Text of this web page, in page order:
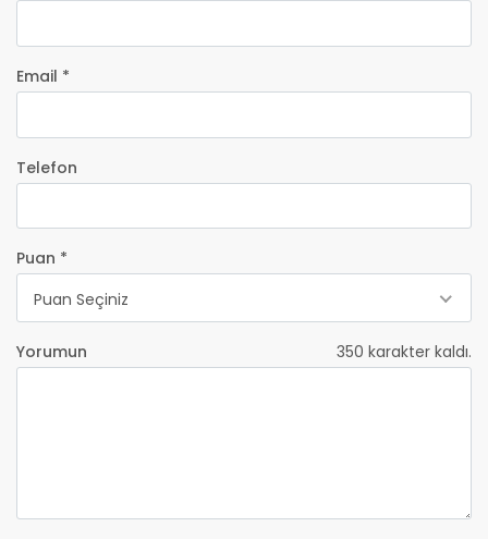
Email *
Telefon
Puan *
Puan Seçiniz
Yorumun 350 karakter kaldı.